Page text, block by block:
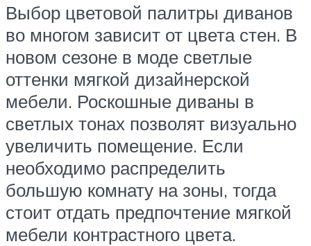
Выбор цветовой палитры диванов
во многом зависит от цвета стен. В
новом сезоне в моде светлые
оттенки мягкой дизайнерской
мебели. Роскошные диваны в
светлых тонах позволят визуально
увеличить помещение. Если
необходимо распределить
большую комнату на зоны, тогда
стоит отдать предпочтение мягкой
мебели контрастного цвета.